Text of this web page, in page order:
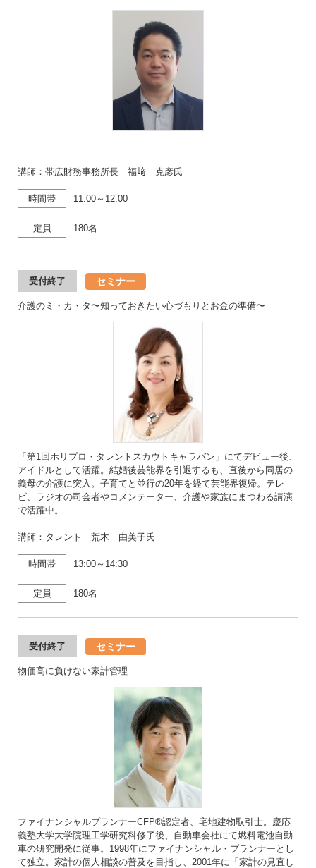
講師：帯広財務事務所長 福﨑 克彦氏
時間帯 11:00～12:00
定員 180名
受付終了 セミナー
介護のミ・カ・タ〜知っておきたい心づもりとお金の準備〜
「第1回ホリプロ・タレントスカウトキャラバン」にてデビュー後、
アイドルとして活躍。結婚後芸能界を引退するも、直後から同居の
義母の介護に突入。子育てと並行の20年を経て芸能界復帰。テレ
ビ、ラジオの司会者やコメンテーター、介護や家族にまつわる講演
で活躍中。
講師：タレント 荒木 由美子氏
時間帯 13:00～14:30
定員 180名
受付終了 セミナー
物価高に負けない家計管理
ファイナンシャルプランナーCFP®認定者、宅地建物取引士。慶応
義塾大学大学院理工学研究科修了後、自動車会社にて燃料電池自動
車の研究開発に従事。1998年にファイナンシャル・プランナーとし
て独立。家計の個人相談の普及を目指し、2001年に「家計の見直し